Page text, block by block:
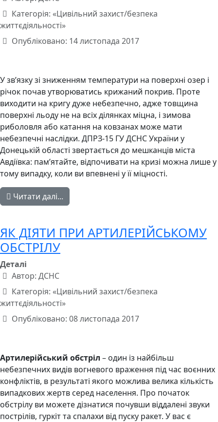
Категорія: «Цивільний захист/безпека
життєдіяльності»
Опубліковано: 14 листопада 2017
У зв’язку зі зниженням температури на поверхні озер і
річок почав утворюватись крижаний покрив. Проте
виходити на кригу дуже небезпечно, адже товщина
поверхні льоду не на всіх ділянках міцна, і зимова
риболовля або катання на ковзанах може мати
небезпечні наслідки. ДПРЗ-15 ГУ ДСНС України у
Донецькій області звертається до мешканців міста
Авдіївка: пам’ятайте, відпочивати на кризі можна лише у
тому випадку, коли ви впевнені у її міцності.
Читати далі...
ЯК ДІЯТИ ПРИ АРТИЛЕРІЙСЬКОМУ
ОБСТРІЛУ
Деталі
Автор: ДСНС
Категорія: «Цивільний захист/безпека
життєдіяльності»
Опубліковано: 08 листопада 2017
Артилерійський обстріл – один із найбільш
небезпечних видів вогневого враження під час воєнних
конфліктів, в результаті якого можлива велика кількість
випадкових жертв серед населення. Про початок
обстрілу ви можете дізнатися почувши віддалені звуки
пострілів, гуркіт та спалахи від пуску ракет. У вас є